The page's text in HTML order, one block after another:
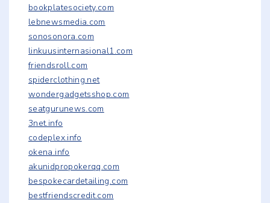
bookplatesociety.com
lebnewsmedia.com
sonosonora.com
linkuusinternasional1.com
friendsroll.com
spiderclothing.net
wondergadgetsshop.com
seatgurunews.com
3net.info
codeplex.info
okena.info
akunidpropokerqq.com
bespokecardetailing.com
bestfriendscredit.com